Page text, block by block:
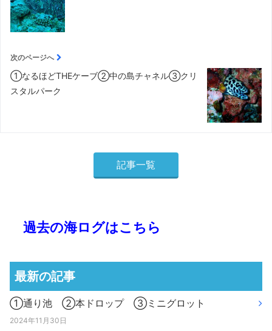
次のページへ
①なるほどTHEケーブ②中の島チャネル③クリ
スタルパーク
記事一覧
過去の海ログはこちら
最新の記事
①通り池 ②本ドロップ ③ミニグロット
2024年11月30日